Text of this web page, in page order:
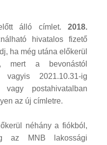
álló címlet. 2018.
hivatalos fizető
ha még utána előkerül
mert a bevonástól
2021.10.31-ig
vagy postahivatalban
az új címletre.
néhány a fiókból,
az MNB lakossági